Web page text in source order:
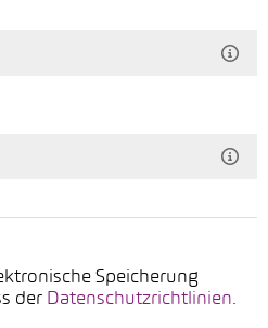
Speicherung
der Datenschutzrichtlinien.